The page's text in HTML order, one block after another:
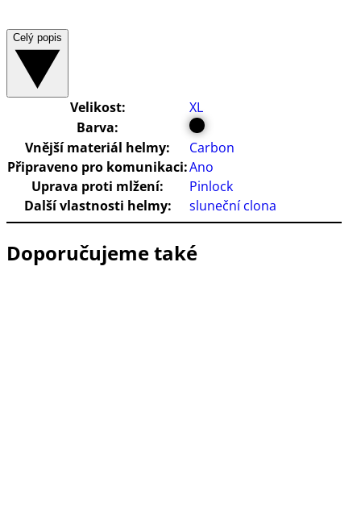
Celý popis
Velikost:
XL
Barva:
Vnější materiál helmy:
Carbon
Připraveno pro komunikaci:Ano
Uprava proti mlžení:
Pinlock
Další vlastnosti helmy:
sluneční clona
Doporučujeme také